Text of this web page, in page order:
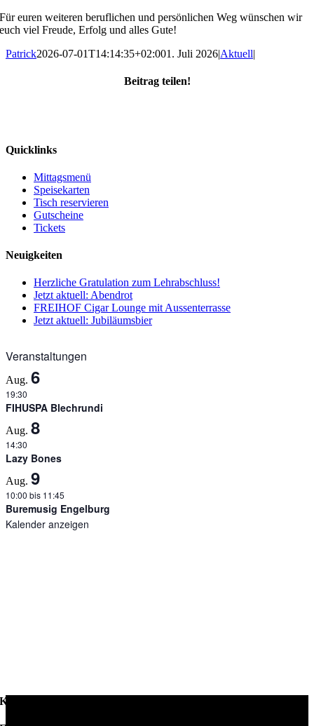
Für euren weiteren beruflichen und persönlichen Weg wünschen wir
euch viel Freude, Erfolg und alles Gute!
Patrick2026-07-01T14:14:35+02:001. Juli 2026|Aktuell|
Beitrag teilen!
Quicklinks
Mittagsmenü
Speisekarten
Tisch reservieren
Gutscheine
Tickets
Neuigkeiten
Herzliche Gratulation zum Lehrabschluss!
Jetzt aktuell: Abendrot
FREIHOF Cigar Lounge mit Aussenterrasse
Jetzt aktuell: Jubiläumsbier
Veranstaltungen
Aug. 6
19:30
FIHUSPA Blechrundi
Aug. 8
14:30
Lazy Bones
Aug. 9
10:00 bis 11:45
Buremusig Engelburg
Kalender anzeigen
Kontakt